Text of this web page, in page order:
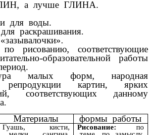
а лучше ГЛИНА.
для воды.
раскрашивания.
рисованию, соответствующие
образовательной работы
малых форм, народная
картин, ярких
соответствующих данному
Материалы формы работы
Гуашь, кисти,
Рисование: по